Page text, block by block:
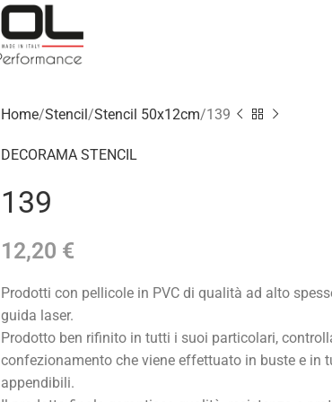
Home Stencil Stencil 50x12cm 139
DECORAMA STENCIL
139
12,20 €
Prodotti con pellicole in PVC di qualità ad alto
guida laser.
Prodotto ben rifinito in tutti i suoi particolari,
confezionamento che viene effettuato in buste e in
appendibili.